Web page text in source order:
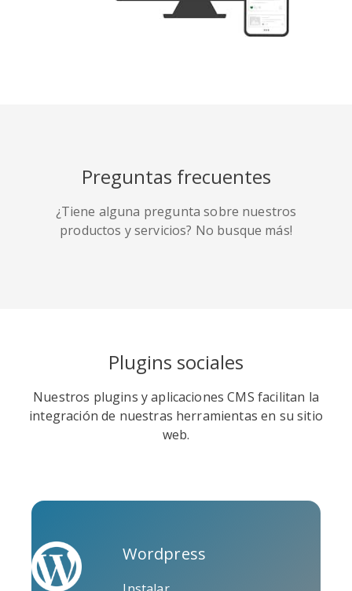
Quora Github Skype
Overflow
Trello Twitch Vk
Preguntas frecuentes
¿Tiene alguna pregunta sobre nuestros
productos y servicios? No busque más!
Plugins sociales
Nuestros plugins y aplicaciones CMS facilitan la
integración de nuestras herramientas en su sitio
web.
Wordpress